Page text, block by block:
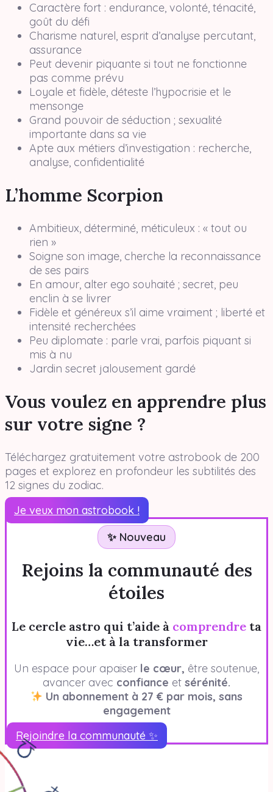
Caractère fort : endurance, volonté, ténacité,
goût du défi
Charisme naturel, esprit d’analyse percutant,
assurance
Peut devenir piquante si tout ne fonctionne
pas comme prévu
Loyale et fidèle, déteste l’hypocrisie et le
mensonge
Grand pouvoir de séduction ; sexualité
importante dans sa vie
Apte aux métiers d’investigation : recherche,
analyse, confidentialité
L’homme Scorpion
Ambitieux, déterminé, méticuleux : « tout ou
rien »
Soigne son image, cherche la reconnaissance
de ses pairs
En amour, alter ego souhaité ; secret, peu
enclin à se livrer
Fidèle et généreux s’il aime vraiment ; liberté et
intensité recherchées
Peu diplomate : parle vrai, parfois piquant si
mis à nu
Jardin secret jalousement gardé
Vous voulez en apprendre plus
sur votre signe ?
Téléchargez gratuitement votre astrobook de 200
pages et explorez en profondeur les subtilités des
12 signes du zodiac.
Je veux mon astrobook !
✨ Nouveau
Rejoins la communauté des
étoiles
Le cercle astro qui t’aide à comprendre ta
vie…et à la transformer
Un espace pour apaiser le cœur, être soutenue,
avancer avec confiance et sérénité.
Un abonnement à 27 € par mois, sans
engagement
Rejoindre la communauté ✨